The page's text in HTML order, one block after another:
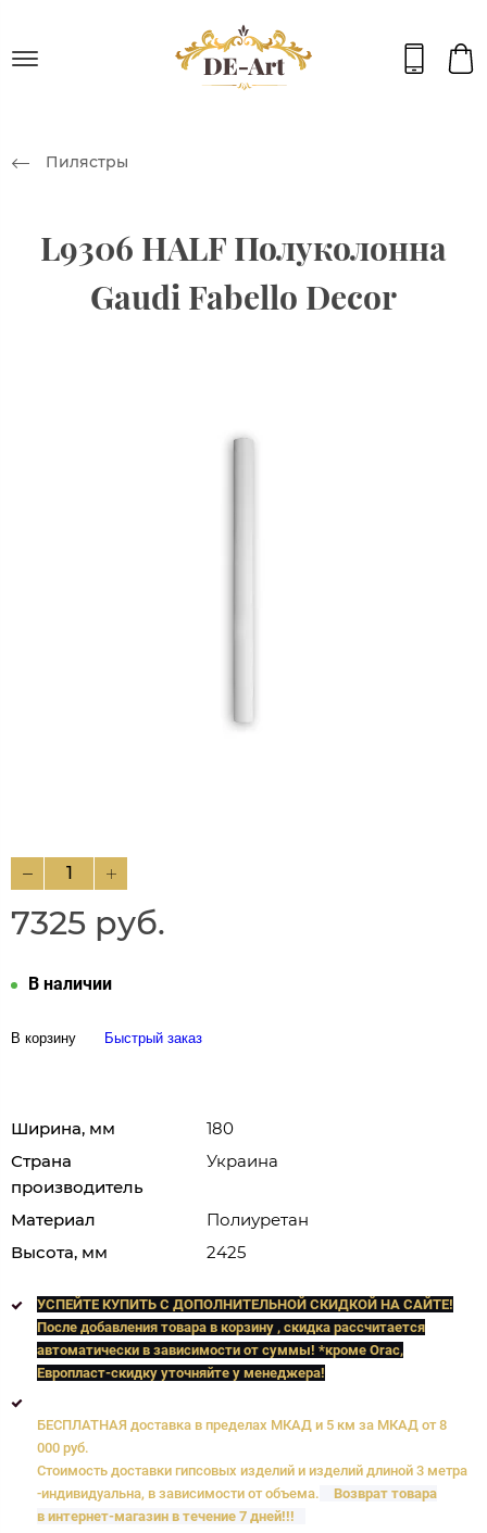
Пилястры
L9306 HALF Полуколонна
Gaudi Fabello Decor
7325 руб.
В наличии
В корзину Быстрый заказ
Ширина, мм
180
Страна
производитель
Украина
Материал
Полиуретан
Высота, мм
2425
УСПЕЙТЕ КУПИТЬ C ДОПОЛНИТЕЛЬНОЙ СКИДКОЙ НА САЙТЕ!
После добавления товара в корзину , скидка рассчитается
автоматически в зависимости от суммы! *кроме Orac,
Европласт-скидку уточняйте у менеджера!
БЕСПЛАТНАЯ доставка в пределах МКАД и 5 км за МКАД от 8
000 руб.
Стоимость доставки гипсовых изделий и изделий длиной 3 метра
-индивидуальна, в зависимости от объема.
Возврат товара
в интернет-магазин в течение 7 дней!!!